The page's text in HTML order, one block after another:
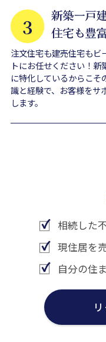
注文住宅も建売住宅もビ
トにお任せください！新
に特化しているからこそ
識と経験で、お客様をサ
します。
相続した
現住居を
自分の住